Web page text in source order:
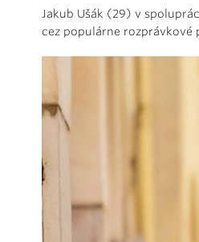
Jakub Ušák (29) v
cez populárne rozprávkové